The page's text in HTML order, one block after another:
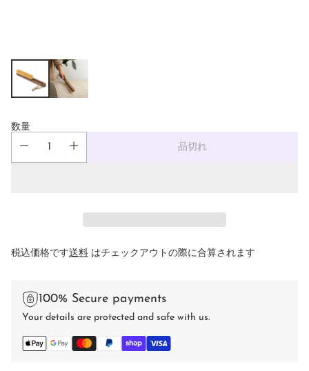
数量
品切れ
税込価格です送料 はチェックアウトの際に合算されます
100% Secure payments
Your details are protected and safe with us.